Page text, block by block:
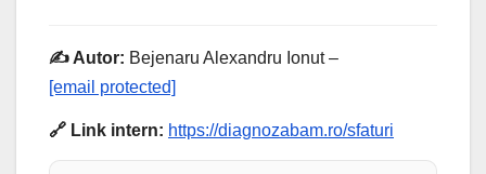
✍️ Autor: Bejenaru Alexandru Ionut –
[email protected]
🔗 Link intern: https://diagnozabam.ro/sfaturi